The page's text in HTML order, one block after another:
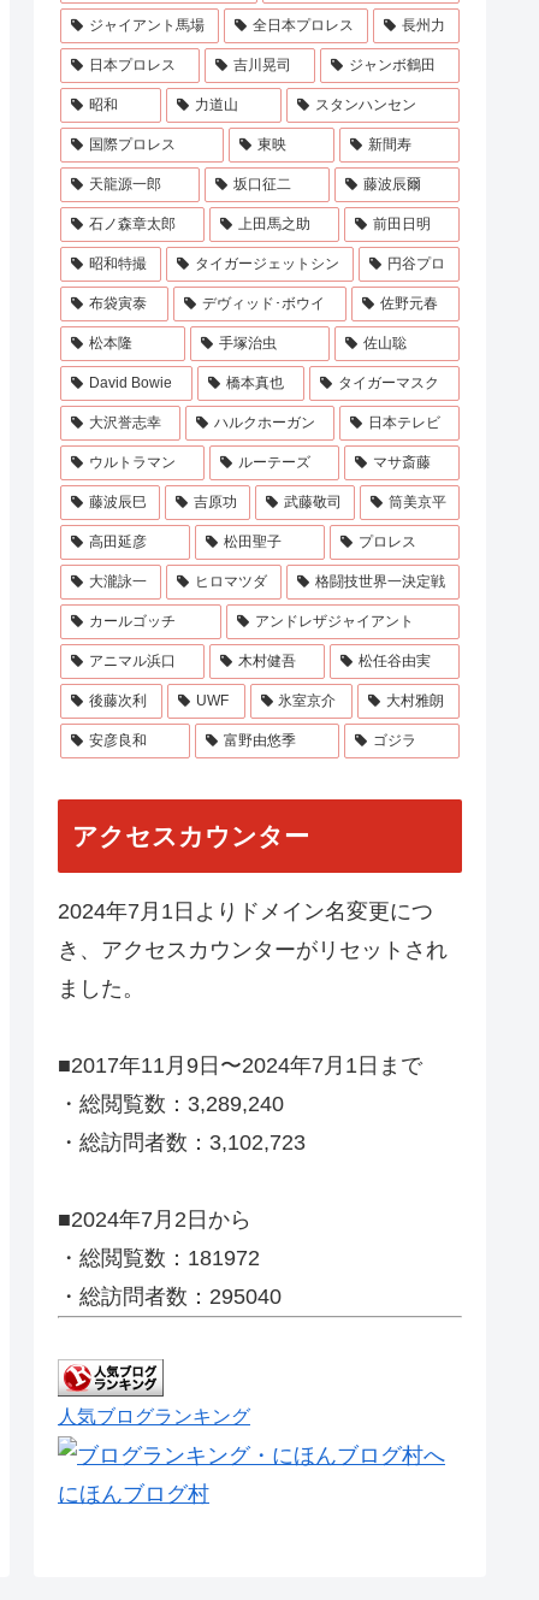
ジャイアント馬場 全日本プロレス 長州力
日本プロレス 吉川晃司 ジャンボ鶴田
昭和 力道山 スタンハンセン
国際プロレス 東映 新間寿
天龍源一郎 坂口征二 藤波辰爾
石ノ森章太郎 上田馬之助 前田日明
昭和特撮 タイガージェットシン 円谷プロ
布袋寅泰 デヴィッド･ボウイ 佐野元春
松本隆 手塚治虫 佐山聡
David Bowie 橋本真也 タイガーマスク
大沢誉志幸 ハルクホーガン 日本テレビ
ウルトラマン ルーテーズ マサ斎藤
藤波辰巳 吉原功 武藤敬司 筒美京平
高田延彦 松田聖子 プロレス
大瀧詠一 ヒロマツダ 格闘技世界一決定戦
カールゴッチ アンドレザジャイアント
アニマル浜口 木村健吾 松任谷由実
後藤次利 UWF 氷室京介 大村雅朗
安彦良和 富野由悠季 ゴジラ
アクセスカウンター
2024年7月1日よりドメイン名変更につ
き、アクセスカウンターがリセットされ
ました。
■2017年11月9日〜2024年7月1日まで
・総閲覧数：3,289,240
・総訪問者数：3,102,723
■2024年7月2日から
・総閲覧数：181972
・総訪問者数：295040
人気ブログランキング
にほんブログ村